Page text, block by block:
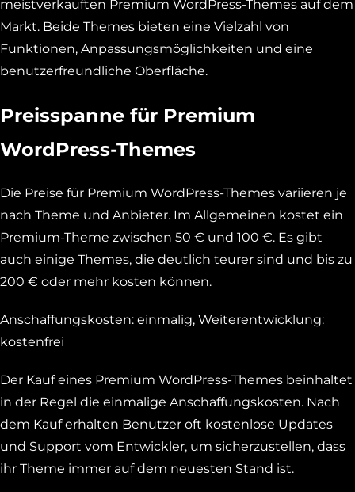
meistverkauften Premium WordPress-Themes auf dem
Markt. Beide Themes bieten eine Vielzahl von
Funktionen, Anpassungsmöglichkeiten und eine
benutzerfreundliche Oberfläche.
Preisspanne für Premium
WordPress-Themes
Die Preise für Premium WordPress-Themes variieren je
nach Theme und Anbieter. Im Allgemeinen kostet ein
Premium-Theme zwischen 50 € und 100 €. Es gibt
auch einige Themes, die deutlich teurer sind und bis zu
200 € oder mehr kosten können.
Anschaffungskosten: einmalig, Weiterentwicklung:
kostenfrei
Der Kauf eines Premium WordPress-Themes beinhaltet
in der Regel die einmalige Anschaffungskosten. Nach
dem Kauf erhalten Benutzer oft kostenlose Updates
und Support vom Entwickler, um sicherzustellen, dass
ihr Theme immer auf dem neuesten Stand ist.